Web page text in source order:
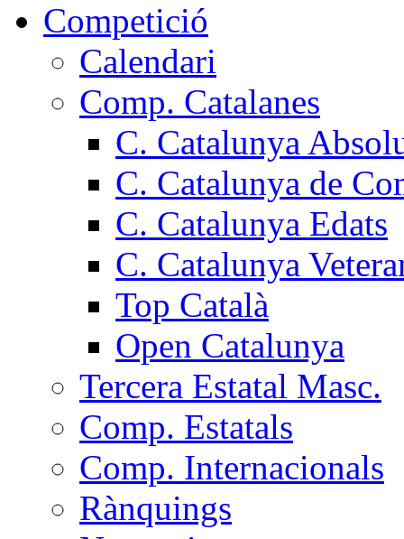
Competició
Calendari
Comp. Catalanes
C. Catalunya
C. Catalunya de
C. Catalunya Edats
C. Catalunya
Top Català
Open Catalunya
Tercera Estatal Masc.
Comp. Estatals
Comp. Internacionals
Rànquings